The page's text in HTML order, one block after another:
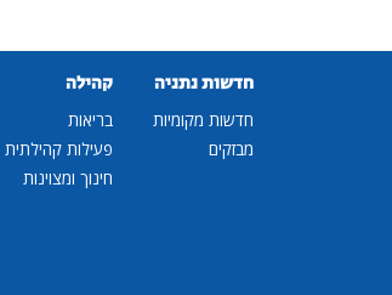
חדשות נתניה
חדשות מקומיות
מבזקים
קהילה
בריאות
פעילות קהילתית
חינוך ומצוינות